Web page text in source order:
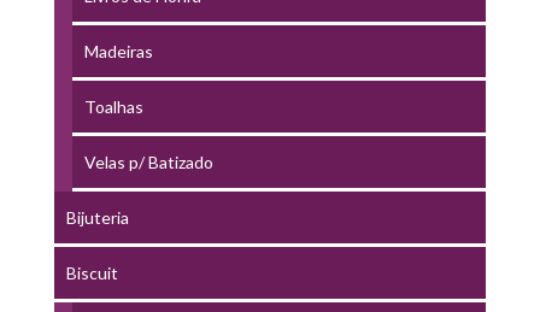
Madeiras
Toalhas
Velas p/ Batizado
Bijuteria
Biscuit